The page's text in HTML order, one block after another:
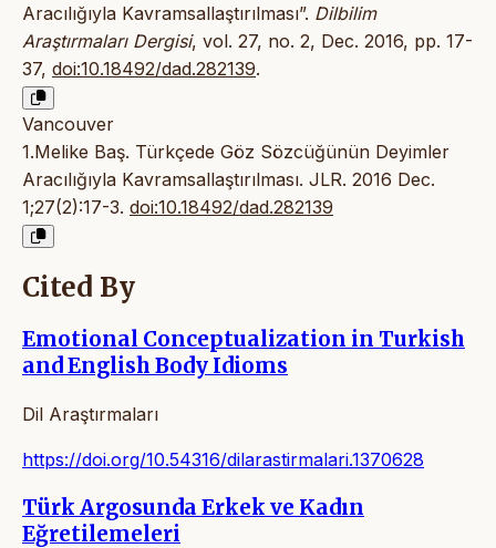
Aracılığıyla Kavramsallaştırılması”. Dilbilim
Araştırmaları Dergisi, vol. 27, no. 2, Dec. 2016, pp. 17-
37, doi:10.18492/dad.282139.
Vancouver
1.Melike Baş. Türkçede Göz Sözcüğünün Deyimler
Aracılığıyla Kavramsallaştırılması. JLR. 2016 Dec.
1;27(2):17-3. doi:10.18492/dad.282139
Cited By
Emotional Conceptualization in Turkish
and English Body Idioms
Dil Araştırmaları
https://doi.org/10.54316/dilarastirmalari.1370628
Türk Argosunda Erkek ve Kadın
Eğretilemeleri